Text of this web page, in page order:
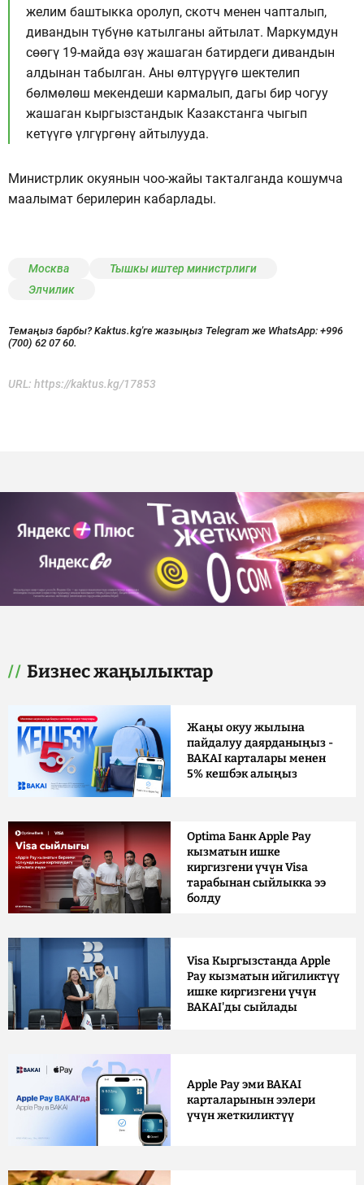
желим баштыкка оролуп, скотч менен чапталып,
дивандын түбүнө катылганы айтылат. Маркумдун
сөөгү 19-майда өзү жашаган батирдеги дивандын
алдынан табылган. Аны өлтүрүүгө шектелип
бөлмөлөш мекендеши кармалып, дагы бир чогуу
жашаган кыргызстандык Казакстанга чыгып
кетүүгө үлгүргөнү айтылууда.
Министрлик окуянын чоо-жайы такталганда кошумча
маалымат берилерин кабарлады.
Москва
Тышкы иштер министрлиги
Элчилик
Темаңыз барбы? Kaktus.kg'ге жазыңыз Telegram же WhatsApp: +996
(700) 62 07 60.
URL: https://kaktus.kg/17853
Бизнес жаңылыктар
Жаңы окуу жылына
пайдалуу даярданыңыз -
BAKAI карталары менен
5% кешбэк алыңыз
Optima Банк Apple Pay
кызматын ишке
киргизгени үчүн Visa
тарабынан сыйлыкка ээ
болду
Visa Кыргызстанда Apple
Pay кызматын ийгиликтүү
ишке киргизгени үчүн
BAKAI'ды сыйлады
Apple Pay эми BAKAI
карталарынын ээлери
үчүн жеткиликтүү